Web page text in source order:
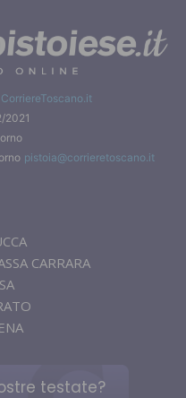
CorriereToscano.it
2021
pistoia@corrieretoscano.it
CARRARA
testate?